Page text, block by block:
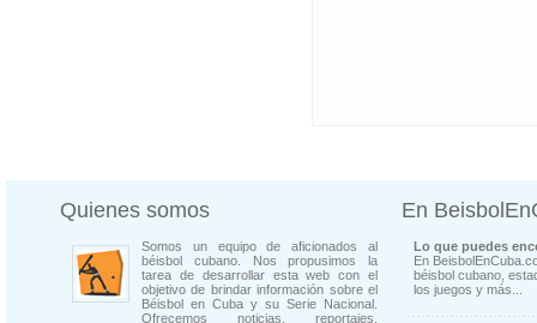
Quienes somos
Somos un equipo de aficionados al
béisbol cubano. Nos propusimos la
tarea de desarrollar esta web con el
objetivo de brindar información sobre el
Béisbol en Cuba y su Serie Nacional.
Ofrecemos noticias, reportajes,
En
Lo que puedes
En
béisbol cubano,
los juegos y más...